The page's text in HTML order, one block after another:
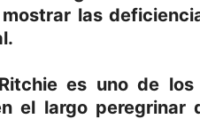
las
es uno de
el largo